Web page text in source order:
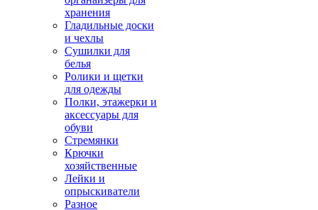
хранения
Гладильные доски
и чехлы
Сушилки для
белья
Ролики и щетки
для одежды
Полки, этажерки и
аксессуары для
обуви
Стремянки
Крючки
хозяйственные
Лейки и
опрыскиватели
Разное